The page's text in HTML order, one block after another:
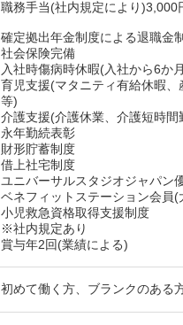
職務手当(社内規定により)3,000
確定拠出年金制度による退職金
社会保険完備
入社時傷病時休暇(入社から6か
育児支援(マタニティ有給休暇
等)
介護支援(介護休業、介護短時間
永年勤続表彰
財形貯蓄制度
借上社宅制度
ユニバーサルスタジオジャパン
ベネフィットステーション会員
小児救急資格取得支援制度
※社内規定あり
賞与年2回(業績による)
初めて働く方、ブランクのある